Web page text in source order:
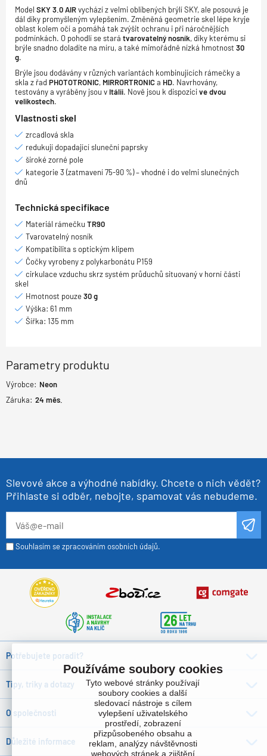
Model SKY 3.0 AIRvychází z velmi oblíbených brýlí SKY, ale posouvá je
dál díky promyšleným vylepšením. Změněná geometrie skel lépe kryje
oblast kolem očí a pomáhá tak zvýšit ochranu i při náročnějších
podmínkách. O pohodlí se stará tvarovatelný nosník, díky kterému si
brýle snadno doladíte na míru, a také mimořádně nízká hmotnost 30
g.
Brýle jsou dodávány v různých variantách kombinujících rámečky a
skla z řad PHOTOTRONIC, MIRRORTRONICa HD. Navrhovány,
testovány a vyráběny jsou v Itálii. Nově jsou k dispozicive dvou
velikostech.
Vlastnosti skel
zrcadlová skla
redukují dopadající sluneční paprsky
široké zorné pole
kategorie 3 (zatmavení 75-90 %) – vhodné i do velmi slunečných
dnů
Technická specifikace
Materiál rámečku TR90
Tvarovatelný nosník
Kompatibilita s optickým klipem
Čočky vyrobeny z polykarbonátu P159
cirkulace vzduchu skrz systém průduchů situovaný v horní části
skel
Hmotnost pouze30 g
Výška: 61 mm
Šířka: 135 mm
Parametry produktu
Výrobce: Neon
Záruka: 24 měs.
Slevové akce a výhodné nabídky. Chcete o nich vědět?
Přihlaste si odběr, nebojte, spamovat vás nebudeme.
Souhlasím se zpracováním osobních údajů.
Potřebujete poradit?
Tipy, triky a dotazy
O společnosti
Důležité informace
Používáme soubory cookies
Tyto webové stránky používají
soubory cookies a další
sledovací nástroje s cílem
vylepšení uživatelského
prostředí, zobrazení
přizpůsobeného obsahu a
reklam, analýzy návštěvnosti
webových stránek a zjištění